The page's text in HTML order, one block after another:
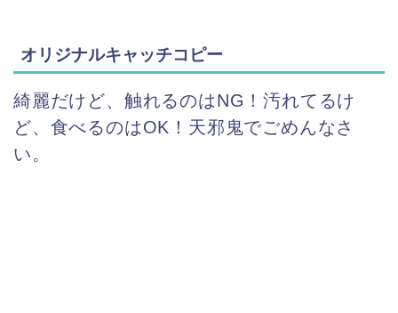
オリジナルキャッチコピー
綺麗だけど、触れるのはNG！汚れてるけ
ど、食べるのはOK！ 天邪鬼でごめんなさ
い。